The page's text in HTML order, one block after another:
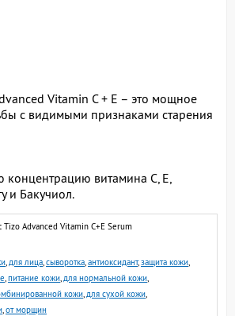
Vitamin C + E – это мощное
с видимыми признаками старения
концентрацию витамина С, Е,
и Бакучиол.
Tizo Advanced Vitamin C+E Serum
,для лица,сыворотка,антиоксидант,защита кожи,
,питание кожи,для нормальной кожи,
кожи,для сухой кожи,
,от морщин